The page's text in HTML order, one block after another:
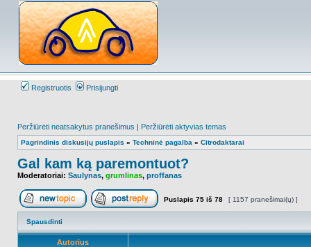
Registruotis Prisijungti
Peržiūrėti neatsakytus pranešimus | Peržiūrėti aktyvias temas
Pagrindinis diskusijų puslapis » Techninė pagalba » Citrodaktarai
Gal kam ką paremontuot?
Moderatoriai: Saulynas, grumlinas, proffanas
Naujos temos kūrimasAtsakyti į temą
Puslapis 75 iš 78 [ 1157 pranešimai(ų) ]
Spausdinti
Autorius